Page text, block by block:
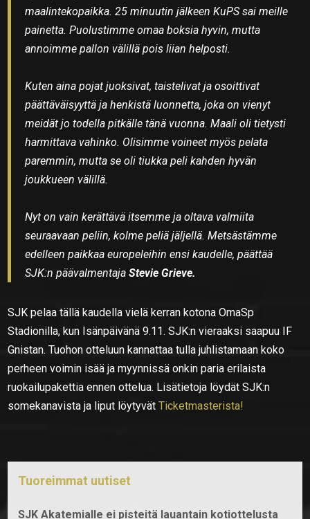
maalintekopaikka. 25 minuutin jälkeen KuPS sai meille
painetta. Puolustimme omaa boksia hyvin, mutta
annoimme pallon välillä pois liian helposti.
Kuten aina pojat juoksivat, taistelivat ja osoittivat
päättäväisyyttä ja henkistä luonnetta, joka on vienyt
meidät jo todella pitkälle tänä vuonna. Maali oli tietysti
harmittava vahinko. Olisimme voineet myös pelata
paremmin, mutta se oli tiukka peli kahden hyvän
joukkueen välillä.
Nyt on vain kerättävä itsemme ja oltava valmiita
seuraavaan peliin, kolme peliä jäljellä. Metsästämme
edelleen paikkaa europeleihin ensi kaudelle, päättää
SJK:n päävalmentajaStevie Grieve.
SJK pelaa tällä kaudella vielä kerran kotona OmaSp
Stadionilla, kun Isänpäivänä 9.11. SJK:n vieraaksi saapuu IF
Gnistan. Tuohon otteluun kannattaa tulla juhlistamaan koko
perheen voimin isää ja myynnissä onkin paria erilaista
ruokailupakettia ennen ottelua. Lisätietoja löydät SJK:n
somekanavista ja liput löytyvätTicketmasterista!
Tuoreimmat uutiset
SJK Akatemialle ei pisteitä lauantain kotiottelusta